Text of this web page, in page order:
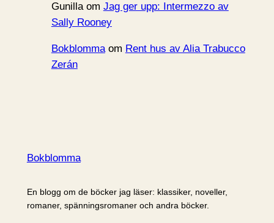
Gunillaom Jag ger upp: Intermezzo av
Sally Rooney
Bokblommaom Rent hus av Alia Trabucco
Zerán
Bokblomma
En blogg om de böcker jag läser: klassiker, noveller,
romaner, spänningsromaner och andra böcker.